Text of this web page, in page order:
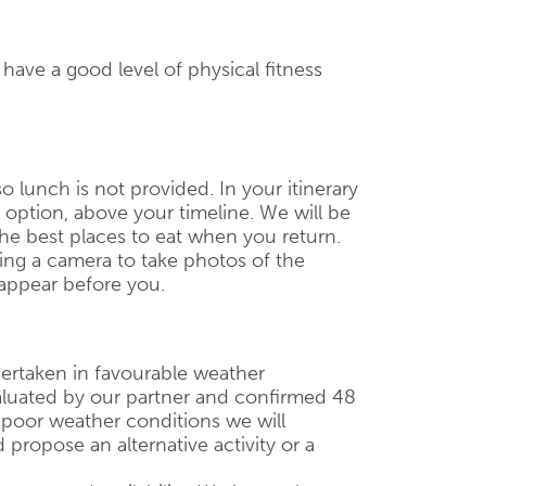
a good level of physical fitness
lunch is not provided. In your itinerary
above your timeline. We will be
best places to eat when you return.
a camera to take photos of the
before you.
in favourable weather
by our partner and confirmed 48
weather conditions we will
an alternative activity or a